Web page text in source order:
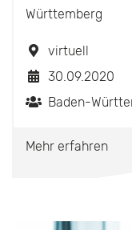
Württemberg
virtuell
30.09.2020
Baden-
Mehr erfahren